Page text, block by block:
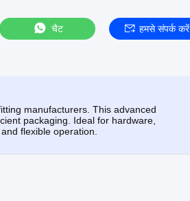
चैट हमसे संपर्क करें
manufacturers. This advanced
packaging. Ideal for hardware,
flexible operation.